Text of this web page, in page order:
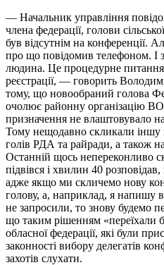
— Начальник управління
члена федерації, голови
був відсутнім на конференції.
про що повідомив телефоном. І
людина. Це процедурне
реєстрації, — говорить
тому, що новообраний голова
очолює районну організацію
призначення не влаштовувало
Тому нещодавно скликали іншу
голів РДА та райради, а також
Останній щось непереконливо
підвівся і хвилин 40
адже якщо ми скличемо нову
голову, а, наприклад, я напишу
не запросили, то знову будемо
що таким рішенням «переїхали
обласної федерації, які були
законності вибору делегатів
захотів слухати.